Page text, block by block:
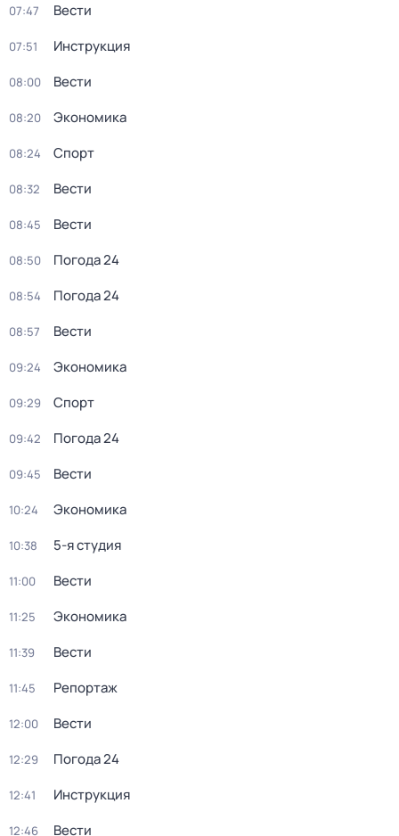
07:47 Вести
07:51 Инструкция
08:00 Вести
08:20 Экономика
08:24 Спорт
08:32 Вести
08:45 Вести
08:50 Погода 24
08:54 Погода 24
08:57 Вести
09:24 Экономика
09:29 Спорт
09:42 Погода 24
09:45 Вести
10:24 Экономика
10:38 5-я студия
11:00 Вести
11:25 Экономика
11:39 Вести
11:45 Репортаж
12:00 Вести
12:29 Погода 24
12:41 Инструкция
12:46 Вести